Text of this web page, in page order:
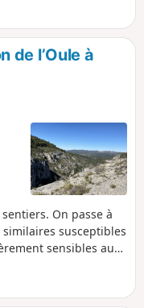
autour du
et du quartier
de l’Oule à
On passe à
susceptibles
sensibles au
sommet l’a vue
la Sainte-